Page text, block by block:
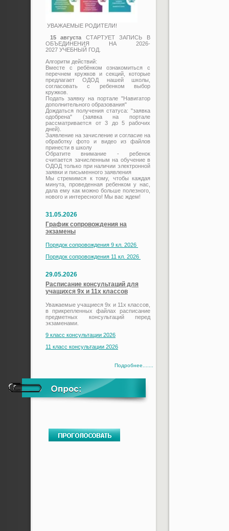
УВАЖАЕМЫЕ РОДИТЕЛИ!
15 августа СТАРТУЕТ ЗАПИСЬ В
ОБЪЕДИНЕНИЯ НА 2026-
2027 УЧЕБНЫЙ ГОД.
Алгоритм действий:
Вместе с ребёнком ознакомиться с
перечнем кружков и секций, которые
предлагает ОДОД нашей школы,
согласовать с ребенком выбор
кружков.
Подать заявку на портале "Навигатор
дополнительного образования"
Дождаться получения статуса: "заявка
одобрена" (заявка на портале
рассматривается от 3 до 5 рабочих
дней).
Заявление на зачисление и согласие на
обработку фото и видео из файлов
принести в школу
Обратите внимание - ребенок
считается зачисленным на обучение в
ОДОД только при наличии электронной
заявки и письменного заявления
Мы стремимся к тому, чтобы каждая
минута, проведенная ребенком у нас,
дала ему как можно больше полезного,
нового и интересного! Мы вас ждем!
31.05.2026
График сопровождения на
экзамены
Порядок сопровождения 9 кл. 2026
Порядок сопровождения 11 кл. 2026
29.05.2026
Расписание консультаций для
учащихся 9х и 11х классов
Уважаемые учащиеся 9х и 11х классов,
в прикрепленных файлах расписание
предметных консультаций перед
экзаменами.
9 класс консультации 2026
11 класс консультации 2026
Подробнее.......